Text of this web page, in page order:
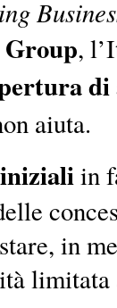
,
aiuta.
in
in